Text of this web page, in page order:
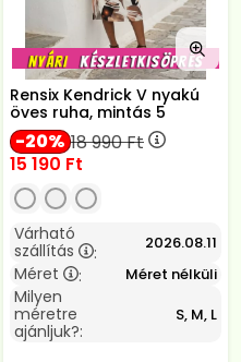
Rensix Kendrick V nyakú
öves ruha, mintás 5
20 18 990Ft
15 190 Ft
Várható
szállítás
: 2026.08.11
Méret : Méret nélküli
Milyen
méretre
ajánljuk?:
S, M, L